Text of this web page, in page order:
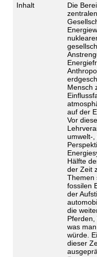
Inhalt
Die
Mensch
auf der
Vor
umwelt-
Hälfte
der Zeit
Themen
fossilen
der
die
Pferden,
was
würde.
dieser